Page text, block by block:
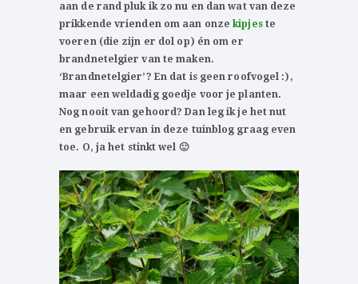
aan de rand pluk ik zo nu en dan wat van deze
prikkende vrienden om aan onzekipjeste
voeren (die zijn er dol op) én om er
brandnetelgier van te maken.
‘Brandnetelgier’? En dat is geen roofvogel :),
maar een weldadig goedje voor je planten.
Nog nooit van gehoord? Dan leg ik je het nut
en gebruik ervan in deze tuinblog graag even
toe. O, ja het stinkt wel 🙂